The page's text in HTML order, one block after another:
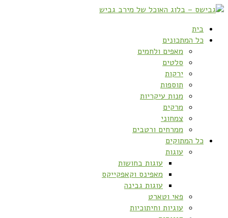
בית
כל המתכונים
מאפים ולחמים
סלטים
ירקות
תוספות
מנות עיקריות
מרקים
צמחוני
ממרחים ורטבים
כל המתוקים
עוגות
עוגות בחושות
מאפינס וקאפקייקס
עוגות גבינה
פאי וטארט
עוגיות וחיתוכיות